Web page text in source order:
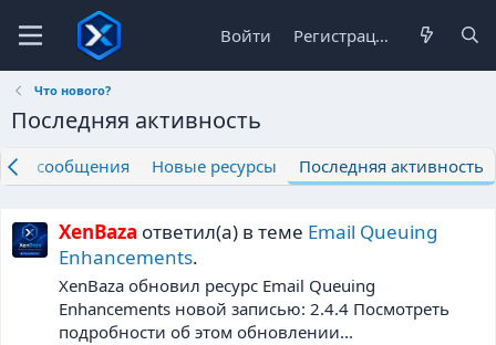
Войти Регистрация
Что нового?
Последняя активность
сообщения Новые ресурсы Последняя активность
XenBaza ответил(а) в теме Email Queuing
Enhancements.
XenBaza обновил ресурс Email Queuing
Enhancements новой записью: 2.4.4 Посмотреть
подробности об этом обновлении...